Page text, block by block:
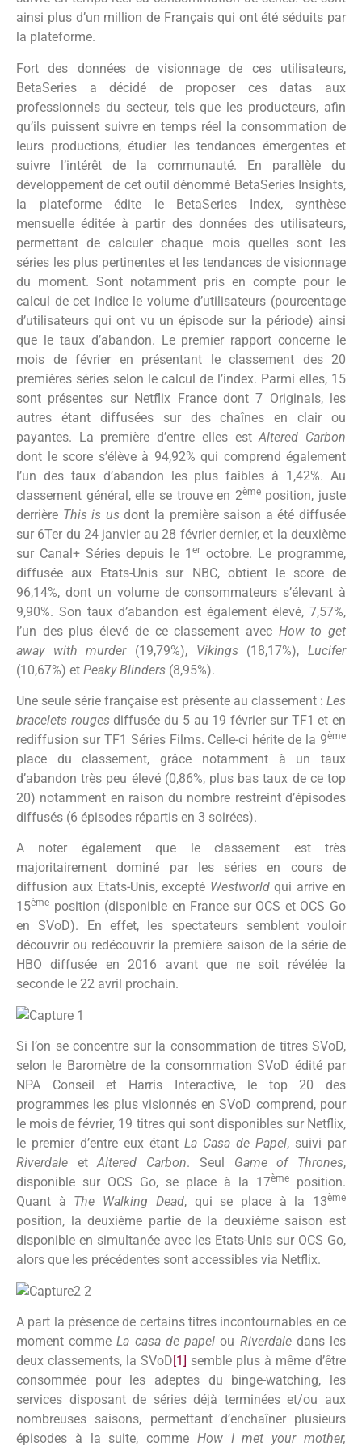
ainsi plus d’un million de Français qui ont été séduits par
la plateforme.
Fort des données de visionnage de ces utilisateurs,
BetaSeries a décidé de proposer ces datas aux
professionnels du secteur, tels que les producteurs, afin
qu’ils puissent suivre en temps réel la consommation de
leurs productions, étudier les tendances émergentes et
suivre l’intérêt de la communauté. En parallèle du
développement de cet outil dénommé BetaSeries Insights,
la plateforme édite le BetaSeries Index, synthèse
mensuelle éditée à partir des données des utilisateurs,
permettant de calculer chaque mois quelles sont les
séries les plus pertinentes et les tendances de visionnage
du moment. Sont notamment pris en compte pour le
calcul de cet indice le volume d’utilisateurs (pourcentage
d’utilisateurs qui ont vu un épisode sur la période) ainsi
que le taux d’abandon. Le premier rapport concerne le
mois de février en présentant le classement des 20
premières séries selon le calcul de l’index. Parmi elles, 15
sont présentes sur Netflix France dont 7 Originals, les
autres étant diffusées sur des chaînes en clair ou
payantes. La première d’entre elles estAltered Carbon
dont le score s’élève à 94,92% qui comprend également
l’un des taux d’abandon les plus faibles à 1,42%. Au
classement général, elle se trouve en 2èmeposition, juste
derrière This is usdont la première saison a été diffusée
sur 6Ter du 24 janvier au 28 février dernier, et la deuxième
sur Canal+ Séries depuis le 1 er octobre. Le programme,
diffusée aux Etats-Unis sur NBC, obtient le score de
96,14%, dont un volume de consommateurs s’élevant à
9,90%. Son taux d’abandon est également élevé, 7,57%,
l’un des plus élevé de ce classement avec How to get
away with murder(19,79%), Vikings(18,17%),Lucifer
(10,67%) et Peaky Blinders (8,95%).
Une seule série française est présente au classement : Les
bracelets rougesdiffusée du 5 au 19 février sur TF1 et en
rediffusion sur TF1 Séries Films. Celle-ci hérite de la 9ème
place du classement, grâce notamment à un taux
d’abandon très peu élevé (0,86%, plus bas taux de ce top
20) notamment en raison du nombre restreint d’épisodes
diffusés (6 épisodes répartis en 3 soirées).
A noter également que le classement est très
majoritairement dominé par les séries en cours de
diffusion aux Etats-Unis, excepté Westworldqui arrive en
15ème position (disponible en France sur OCS et OCS Go
en SVoD). En effet, les spectateurs semblent vouloir
découvrir ou redécouvrir la première saison de la série de
HBO diffusée en 2016 avant que ne soit révélée la
seconde le 22 avril prochain.
Si l’on se concentre sur la consommation de titres SVoD,
selon le Baromètre de la consommation SVoD édité par
NPA Conseil et Harris Interactive, le top 20 des
programmes les plus visionnés en SVoD comprend, pour
le mois de février, 19 titres qui sont disponibles sur Netflix,
le premier d’entre eux étant La Casa de Papel, suivi par
Riverdale etAltered Carbon. Seul Game of Thrones,
disponible sur OCS Go, se place à la 17ème
position.
Quant à The Walking Dead, qui se place à la 13ème
position, la deuxième partie de la deuxième saison est
disponible en simultanée avec les Etats-Unis sur OCS Go,
alors que les précédentes sont accessibles via Netflix.
A part la présence de certains titres incontournables en ce
moment commeLa casa de papel ou Riverdaledans les
deux classements, la SVoD[1] semble plus à même d’être
consommée pour les adeptes du binge-watching, les
services disposant de séries déjà terminées et/ou aux
nombreuses saisons, permettant d’enchaîner plusieurs
épisodes à la suite, comme How I met your mother,